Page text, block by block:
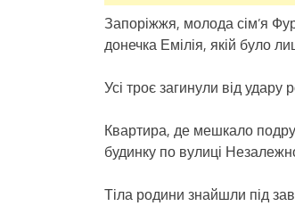
Запоріжжя, молода сім’я
донечка Емілія, якій було
Усі троє загинули від удару
Квартира, де мешкало
будинку по вулиці
Тіла родини знайшли під